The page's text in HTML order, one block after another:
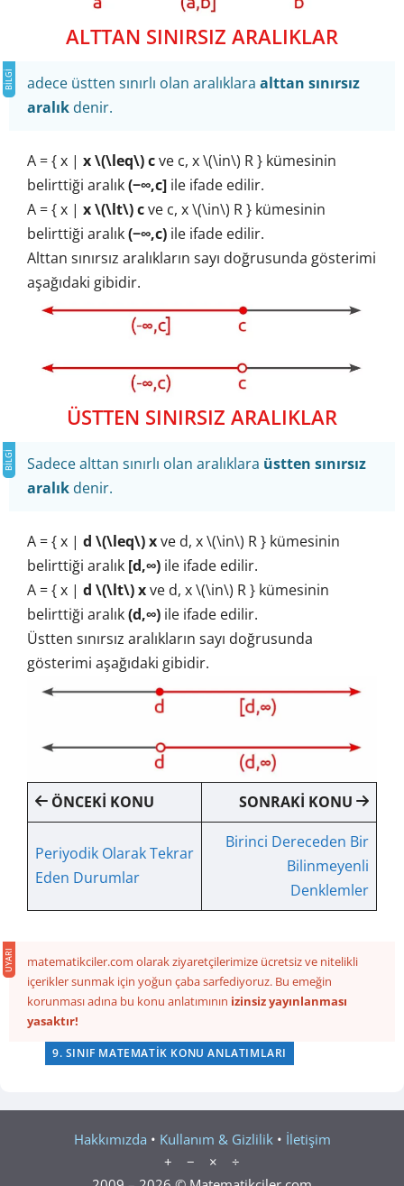
ALTTAN SINIRSIZ ARALIKLAR
adece üstten sınırlı olan aralıklara alttan sınırsız
aralık denir.
A = { x | x \(\leq\) cve c, x \(\in\) R } kümesinin
belirttiği aralık(−∞,c] ile ifade edilir.
A = { x | x \(\lt\) cve c, x \(\in\) R } kümesinin
belirttiği aralık(−∞,c) ile ifade edilir.
Alttan sınırsız aralıkların sayı doğrusunda gösterimi
aşağıdaki gibidir.
ÜSTTEN SINIRSIZ ARALIKLAR
Sadece alttan sınırlı olan aralıklara üstten sınırsız
aralık denir.
A = { x | d \(\leq\) xve d, x \(\in\) R } kümesinin
belirttiği aralık [d,∞) ile ifade edilir.
A = { x | d \(\lt\) xve d, x \(\in\) R } kümesinin
belirttiği aralık(d,∞) ile ifade edilir.
Üstten sınırsız aralıkların sayı doğrusunda
gösterimi aşağıdaki gibidir.
ÖNCEKİ KONU SONRAKİ KONU
Periyodik Olarak Tekrar
Eden Durumlar
Birinci Dereceden Bir
Bilinmeyenli
Denklemler
matematikciler.com olarak ziyaretçilerimize ücretsiz ve nitelikli
içerikler sunmak için yoğun çaba sarfediyoruz. Bu emeğin
korunması adına bu konu anlatımının izinsiz yayınlanması
yasaktır!
9. SINIF MATEMATIK KONU ANLATIMLARI
Hakkımızda • Kullanım & Gizlilik• İletişim
+ − × ÷